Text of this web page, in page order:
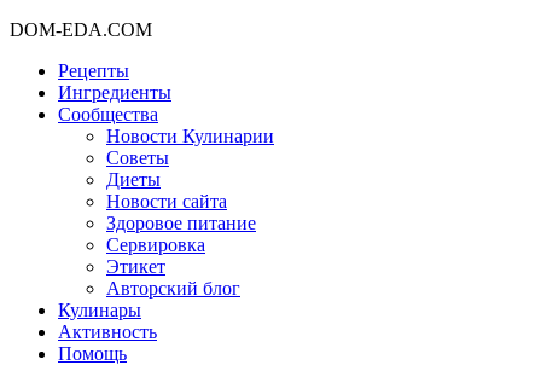
DOM-EDA.COM
Рецепты
Ингредиенты
Сообщества
Новости Кулинарии
Советы
Диеты
Новости сайта
Здоровое питание
Сервировка
Этикет
Авторский блог
Кулинары
Активность
Помощь